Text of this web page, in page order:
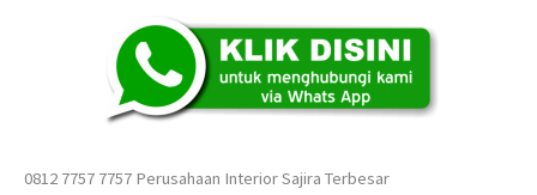
0812 7757 7757 Perusahaan Interior Sajira Terbesar